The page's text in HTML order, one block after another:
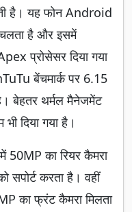
है। यह फोन Android
है और इसमें
प्रोसेसर दिया गया
बेंचमार्क पर 6.15
बेहतर थर्मल मैनेजमेंट
दिया गया है।
50MP का रियर कैमरा
सपोर्ट करता है। वहीं
का फ्रंट कैमरा मिलता